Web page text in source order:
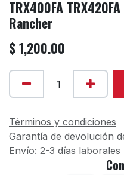
TRX400FA
Rancher
$1,200.00
Términos y condiciones
Garantía de devolución
Envío: 2-3 días laborales